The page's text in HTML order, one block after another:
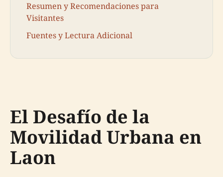
Resumen y Recomendaciones para
Visitantes
Fuentes y Lectura Adicional
El Desafío de la
Movilidad Urbana en
Laon